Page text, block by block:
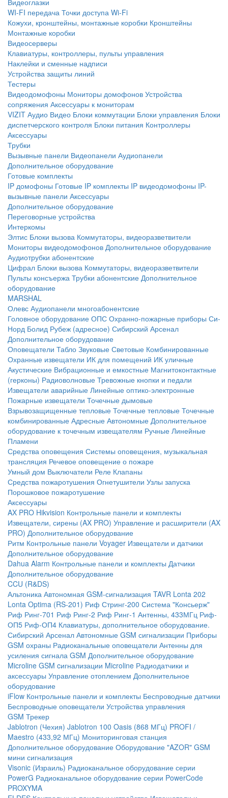
Видеоглазки
WI-FI передача Точки доступа Wi-Fi
Кожухи, кронштейны, монтажные коробки Кронштейны
Монтажные коробки
Видеосерверы
Клавиатуры, контроллеры, пульты управления
Наклейки и сменные надписи
Устройства защиты линий
Тестеры
Видеодомофоны Мониторы домофонов Устройства
сопряжения Аксессуары к мониторам
VIZIT Аудио Видео Блоки коммутации Блоки управления Блоки
диспетчерского контроля Блоки питания Контроллеры
Аксессуары
Трубки
Вызывные панели Видеопанели Аудиопанели
Дополнительное оборудование
Готовые комплекты
IP домофоны Готовые IP комплекты IP видеодомофоны IP-
вызывные панели Аксессуары
Дополнительное оборудование
Переговорные устройства
Интеркомы
Элтис Блоки вызова Коммутаторы, видеоразветвители
Мониторы видеодомофонов Дополнительное оборудование
Аудиотрубки абонентские
Цифрал Блоки вызова Коммутаторы, видеоразветвители
Пульты консъержа Трубки абонентские Дополнительное
оборудование
MARSHAL
Олевс Аудиопанели многоабонентские
Головное оборудование ОПС Охранно-пожарные приборы Си-
Норд Болид Рубеж (адресное) Сибирский Арсенал
Дополнительное оборудование
Оповещатели Табло Звуковые Световые Комбинированные
Охранные извещатели ИК для помещений ИК уличные
Акустические Вибрационные и емкостные Магнитоконтактные
(герконы) Радиоволновые Тревожные кнопки и педали
Извещатели аварийные Линейные оптико-электронные
Пожарные извещатели Точечные дымовые
Взрывозащищенные тепловые Точечные тепловые Точечные
комбинированные Адресные Автономные Дополнительное
оборудование к точечным извещателям Ручные Линейные
Пламени
Средства оповещения Системы оповещения, музыкальная
трансляция Речевое оповещение о пожаре
Умный дом Выключатели Реле Клапаны
Средства пожаротушения Огнетушители Узлы запуска
Порошковое пожаротушение
Аксессуары
AX PRO Hikvision Контрольные панели и комплекты
Извещатели, сирены (AX PRO) Управление и расширители (AX
PRO) Дополнительное оборудование
Ритм Контрольные панели Voyager Извещатели и датчики
Дополнительное оборудование
Dahua Alarm Контрольные панели и комплекты Датчики
Дополнительное оборудование
CCU (R&DS)
Альтоника Автономная GSM-сигнализация TAVR Lonta 202
Lonta Optima (RS-201) Риф Стринг-200 Система "Консьерж"
Риф Ринг-701 Риф Ринг-2 Риф Ринг-1 Антенны, 433МГц Риф-
ОП5 Риф-ОП4 Клавиатуры, дополнительное оборудование.
Сибирский Арсенал Автономные GSM сигнализации Приборы
GSM охраны Радиоканальные оповещатели Антенны для
усиления сигнала GSM Дополнительное оборудование
Microline GSM cигнализации Microline Радиодатчики и
аксессуары Управление отоплением Дополнительное
оборудование
iFlow Контрольные панели и комплекты Беспроводные датчики
Беспроводные оповещатели Устройства управления
GSM Трекер
Jablotron (Чехия) Jablotron 100 Oasis (868 МГц) PROFI /
Maestro (433,92 МГц) Мониторинговая станция
Дополнительное оборудование Оборудование "AZOR" GSM
мини сигнализация
Visonic (Израиль) Радиоканальное оборудование серии
PowerG Радиоканальное оборудование серии PowerCode
PROXYMA